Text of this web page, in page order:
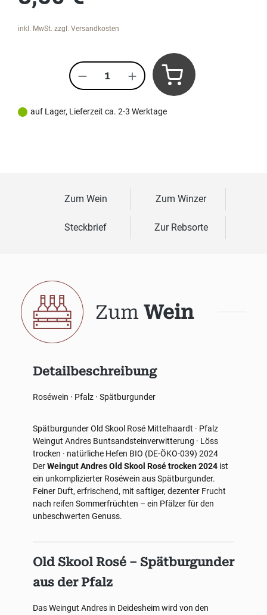
inkl. MwSt. zzgl. Versandkosten
Produkt Anzahl: Gib den
auf Lager, Lieferzeit ca. 2-3 Werktage
Zum Wein Zum Winzer
Steckbrief Zur Rebsorte
Zum Wein
Detailbeschreibung
Roséwein · Pfalz · Spätburgunder
SpätburgunderOld Skool Rosé Mittelhaardt · Pfalz
Weingut Andres Buntsandsteinverwitterung · Löss
trocken · natürliche Hefen BIO (DE-ÖKO-039) 2024
DerWeingut Andres Old Skool Rosé trocken 2024 ist
ein unkomplizierter Roséwein aus Spätburgunder.
Feiner Duft, erfrischend, mit saftiger, dezenter Frucht
nach reifen Sommerfrüchten – ein Pfälzer für den
unbeschwerten Genuss.
Old Skool Rosé – Spätburgunder
aus der Pfalz
Das Weingut Andres in Deidesheim wird von den